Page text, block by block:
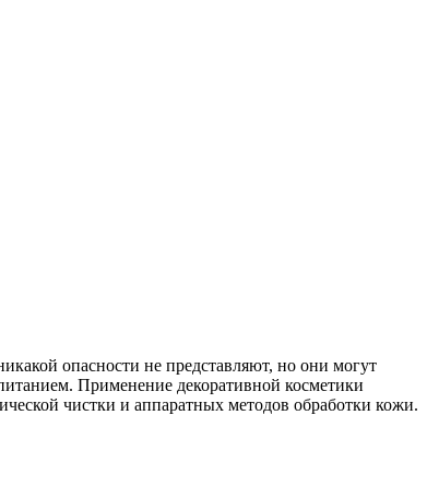
опасности не представляют, но они могут
Применение декоративной косметики
чистки и аппаратных методов обработки кожи.